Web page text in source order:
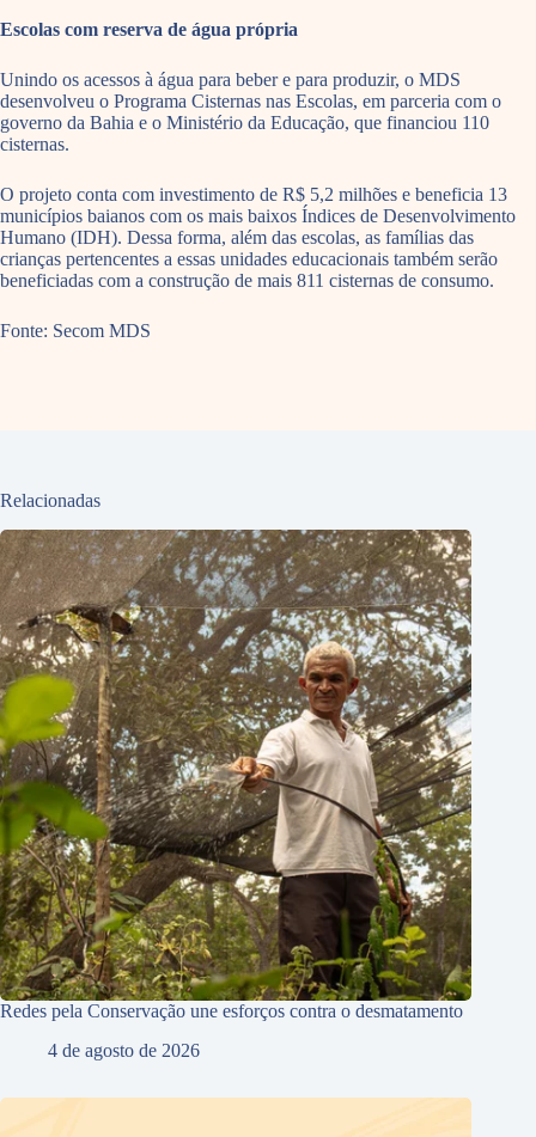
Escolas com reserva de água própria
Unindo os acessos à água para beber e para produzir, o MDS
desenvolveu o Programa Cisternas nas Escolas, em parceria com o
governo da Bahia e o Ministério da Educação, que financiou 110
cisternas.
O projeto conta com investimento de R$ 5,2 milhões e beneficia 13
municípios baianos com os mais baixos Índices de Desenvolvimento
Humano (IDH). Dessa forma, além das escolas, as famílias das
crianças pertencentes a essas unidades educacionais também serão
beneficiadas com a construção de mais 811 cisternas de consumo.
Fonte: Secom MDS
Relacionadas
Redes pela Conservação une esforços contra o desmatamento
4 de agosto de 2026